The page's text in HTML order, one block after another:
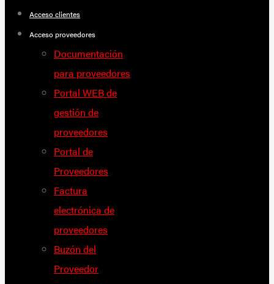
Acceso clientes
Acceso proveedores
Documentación
para proveedores
Portal WEB de
gestión de
proveedores
Portal de
Proveedores
Factura
electrónica de
proveedores
Buzón del
Proveedor